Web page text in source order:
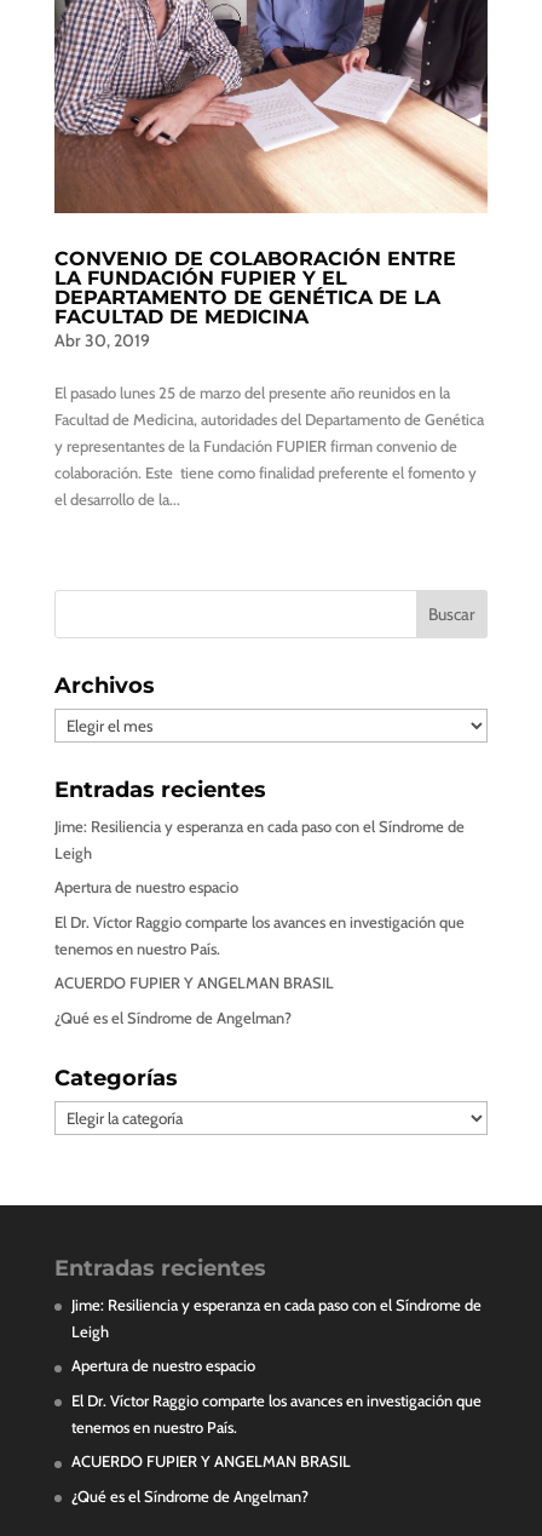
CONVENIO DE COLABORACIÓN ENTRE
LA FUNDACIÓN FUPIER Y EL
DEPARTAMENTO DE GENÉTICA DE LA
FACULTAD DE MEDICINA
Abr 30, 2019
El pasado lunes 25 de marzo del presente año reunidos en la
Facultad de Medicina, autoridades del Departamento de Genética
y representantes de la Fundación FUPIER firman convenio de
colaboración. Este tiene como finalidad preferente el fomento y
el desarrollo de la...
Archivos
Archivos
Entradas recientes
Jime: Resiliencia y esperanza en cada paso con el Síndrome de
Leigh
Apertura de nuestro espacio
El Dr. Víctor Raggio comparte los avances en investigación que
tenemos en nuestro País.
ACUERDO FUPIER Y ANGELMAN BRASIL
¿Qué es el Síndrome de Angelman?
Categorías
Categorías
Entradas recientes
Jime: Resiliencia y esperanza en cada paso con el Síndrome de
Leigh
Apertura de nuestro espacio
El Dr. Víctor Raggio comparte los avances en investigación que
tenemos en nuestro País.
ACUERDO FUPIER Y ANGELMAN BRASIL
¿Qué es el Síndrome de Angelman?